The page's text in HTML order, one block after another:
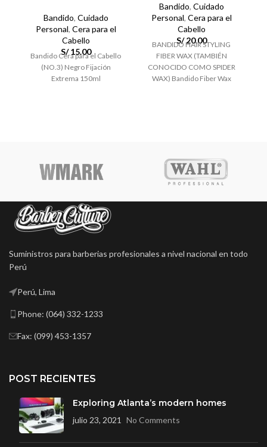
Bandido, Cuidado
Personal, Cera para el
Cabello
S/15.00
Bandido Cera para el Cabello
(NO.3) Negro Fijación
Extrema 150ml
Bandido, Cuidado
Personal, Cera para el
Cabello
S/20.00
BANDIDO HAIR STYLING
FIBER WAX (TAMBIÉN
CONOCIDO COMO SPIDER
WAX) Bandido Fiber Wax
Suministros para barberias profesionales a nivel nacional en todo
Perú
Perú, Lima
Phone: (064) 332-1233
Fax: (099) 453-1357
POST RECIENTES
Exploring Atlanta’s modern homes
julio 23, 2021 No Comments